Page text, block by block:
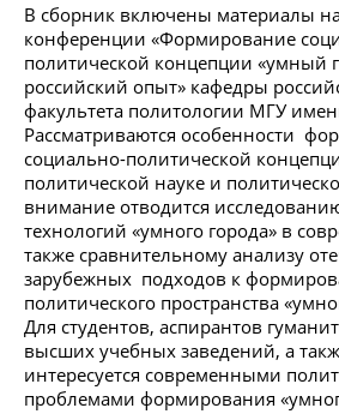
В cборник включены материалы
конференции «Формирование
политической концепции «умный
российский опыт» кафедры
факультета политологии МГУ
Рассматриваются особенности
социально-политической
политической науке и
внимание отводится
технологий «умного города» в
также сравнительному анализу
зарубежных подходов к
политического пространства
Для студентов, аспирантов
высших учебных заведений, а
интересуется современными
проблемами формирования